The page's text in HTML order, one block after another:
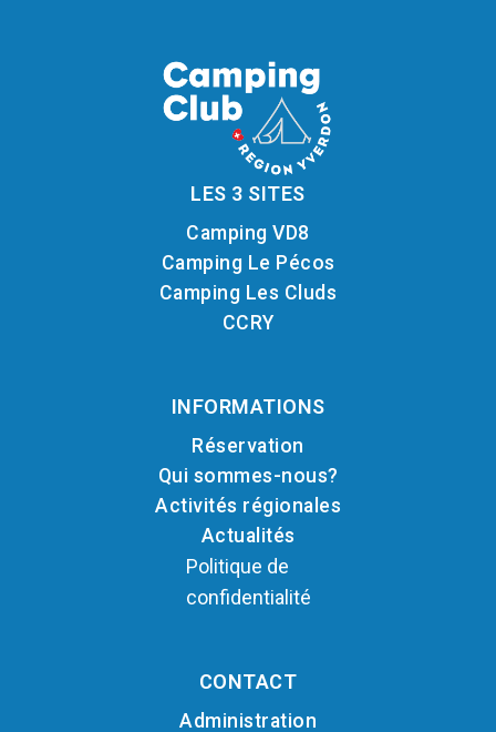
LES 3 SITES
Camping VD8
Camping Le Pécos
Camping Les Cluds
CCRY
INFORMATIONS
Réservation
Qui sommes-nous?
Activités régionales
Actualités
Politique de
confidentialité
CONTACT
Administration